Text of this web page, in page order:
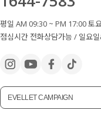
평일 AM 09:30 ~ PM 17:00 토
점심시간 전화상담가능 / 일요
EVELLET CAMPAIGN